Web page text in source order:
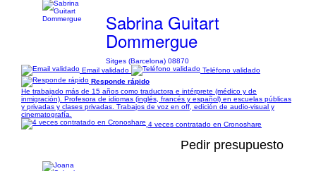
Sabrina Guitart
Dommergue
Sitges (Barcelona) 08870
Email validado
Teléfono validado
Responde rápido
He trabajado más de 15 años como traductora e intérprete (médico y de
inmigración). Profesora de idiomas (inglés, francés y español) en escuelas públicas
y privadas y clases privadas. Trabajos de voz en off, edición de audio-visual y
cinematografía.
4 veces contratado en Cronoshare
Pedir presupuesto